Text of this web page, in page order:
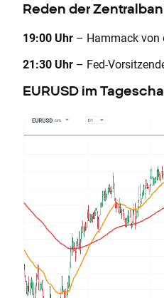
Reden der
19:00 Uhr – Hammack von
21:30 Uhr – Fed-
EURUSD im